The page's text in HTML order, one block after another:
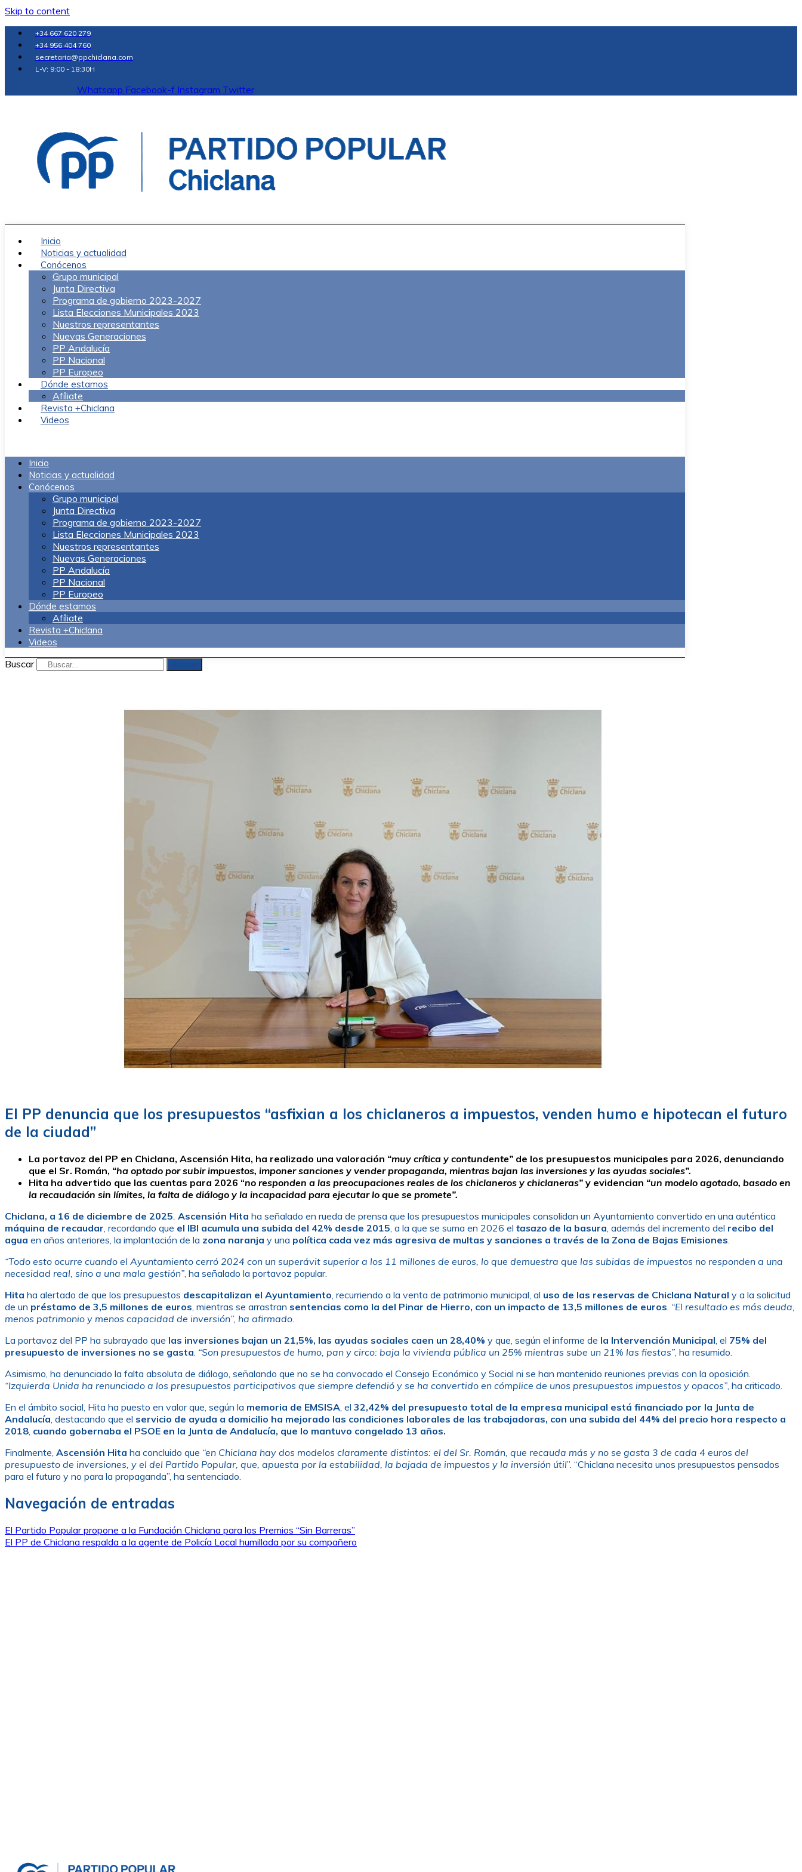
Skip to content
+34 667 620 279
+34 956 404 760
secretaria@ppchiclana.com
L-V: 9:00 - 18:30H
Whatsapp Facebook-f Instagram Twitter
Inicio
Noticias y actualidad
Conócenos
Grupo municipal
Junta Directiva
Programa de gobierno 2023-2027
Lista Elecciones Municipales 2023
Nuestros representantes
Nuevas Generaciones
PP Andalucía
PP Nacional
PP Europeo
Dónde estamos
Afíliate
Revista +Chiclana
Videos
Inicio
Noticias y actualidad
Conócenos
Grupo municipal
Junta Directiva
Programa de gobierno 2023-2027
Lista Elecciones Municipales 2023
Nuestros representantes
Nuevas Generaciones
PP Andalucía
PP Nacional
PP Europeo
Dónde estamos
Afíliate
Revista +Chiclana
Videos
Buscar
El PP denuncia que los presupuestos “asfixian a los chiclaneros a impuestos, venden humo e hipotecan el futuro
de la ciudad”
La portavoz del PP en Chiclana, Ascensión Hita, ha realizado una valoración “muy crítica y contundente” de los presupuestos municipales para 2026, denunciando
que el Sr. Román, “ha optado por subir impuestos, imponer sanciones y vender propaganda, mientras bajan las inversiones y las ayudas sociales”.
Hita ha advertido que las cuentas para 2026 “no responden a las preocupaciones reales de los chiclaneros y chiclaneras” y evidencian “un modelo agotado, basado en
la recaudación sin límites, la falta de diálogo y la incapacidad para ejecutar lo que se promete”.
Chiclana, a 16 de diciembre de 2025 Ascensión Hita ha señalado en rueda de prensa que los presupuestos municipales consolidan un Ayuntamiento convertido en una auténtica
máquina de recaudar , recordando que el IBI acumula una subida del 42% desde 2015 , a la que se suma en 2026 el tasazo de la basura , además del incremento del recibo del
agua en años anteriores, la implantación de la zona naranja y una política cada vez más agresiva de multas y sanciones a través de la Zona de Bajas Emisiones
“Todo esto ocurre cuando el Ayuntamiento cerró 2024 con un superávit superior a los 11 millones de euros, lo que demuestra que las subidas de impuestos no responden a una
necesidad real, sino a una mala gestión” , ha señalado la portavoz popular.
Hita ha alertado de que los presupuestos descapitalizan el Ayuntamiento , recurriendo a la venta de patrimonio municipal, al uso de las reservas de Chiclana Natural y a la solicitud
de un préstamo de 3,5 millones de euros , mientras se arrastran sentencias como la del Pinar de Hierro, con un impacto de 13,5 millones de euros “El resultado es más deuda,
menos patrimonio y menos capacidad de inversión”, ha afirmado.
La portavoz del PP ha subrayado que las inversiones bajan un 21,5%, las ayudas sociales caen un 28,40% y que, según el informe de la Intervención Municipal , el 75% del
presupuesto de inversiones no se gasta “Son presupuestos de humo, pan y circo: baja la vivienda pública un 25% mientras sube un 21% las fiestas” , ha resumido.
Asimismo, ha denunciado la falta absoluta de diálogo, señalando que no se ha convocado el Consejo Económico y Social ni se han mantenido reuniones previas con la oposición.
“Izquierda Unida ha renunciado a los presupuestos participativos que siempre defendió y se ha convertido en cómplice de unos presupuestos impuestos y opacos” , ha criticado.
En el ámbito social, Hita ha puesto en valor que, según la memoria de EMSISA , el 32,42% del presupuesto total de la empresa municipal está financiado por la Junta de
Andalucía , destacando que el servicio de ayuda a domicilio ha mejorado las condiciones laborales de las trabajadoras, con una subida del 44% del precio hora respecto a
2018 cuando gobernaba el PSOE en la Junta de Andalucía, que lo mantuvo congelado 13 años.
Finalmente, Ascensión Hita ha concluido que “en Chiclana hay dos modelos claramente distintos: el del Sr. Román, que recauda más y no se gasta 3 de cada 4 euros del
presupuesto de inversiones, y el del Partido Popular, que, apuesta por la estabilidad, la bajada de impuestos y la inversión útil”. “Chiclana necesita unos presupuestos pensados
para el futuro y no para la propaganda”, ha sentenciado.
Navegación de entradas
El Partido Popular propone a la Fundación Chiclana para los Premios “Sin Barreras”
El PP de Chiclana respalda a la agente de Policía Local humillada por su compañero